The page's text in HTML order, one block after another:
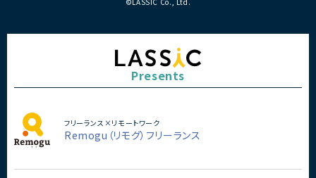
Presents
フリーランス×リモートワーク
Remogu（リモグ）フリーランス